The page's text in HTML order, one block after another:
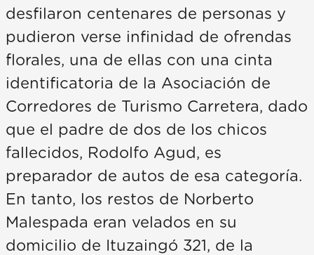
desfilaron centenares de personas y
pudieron verse infinidad de ofrendas
florales, una de ellas con una cinta
identificatoria de la Asociación de
Corredores de Turismo Carretera, dado
que el padre de dos de los chicos
fallecidos, Rodolfo Agud, es
preparador de autos de esa categoría.
En tanto, los restos de Norberto
Malespada eran velados en su
domicilio de Ituzaingó 321, de la